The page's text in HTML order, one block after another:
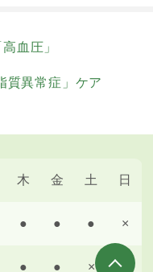
血圧」
質異常症」ケア
木 金 土 日
● ● ● ×
● ● × ×